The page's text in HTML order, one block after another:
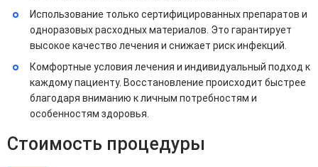
Использование только сертифицированных препаратов и
одноразовых расходных материалов. Это гарантирует
высокое качество лечения и снижает риск инфекций.
Комфортные условия лечения и индивидуальный подход к
каждому пациенту. Восстановление происходит быстрее
благодаря вниманию к личным потребностям и
особенностям здоровья.
Стоимость процедуры